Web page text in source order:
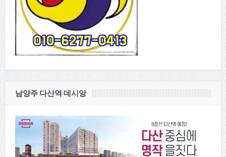
남양주 다산역 데시앙